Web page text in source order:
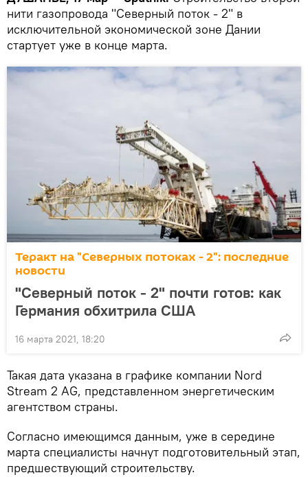
нити газопровода "Северный поток - 2" в
исключительной экономической зоне Дании
стартует уже в конце марта.
Теракт на "Северных потоках - 2": последние
новости
"Северный поток - 2" почти готов: как
Германия обхитрила США
16 марта 2021, 18:20
Такая дата указана в графике компании Nord
Stream 2 AG, представленном энергетическим
агентством страны.
Согласно имеющимся данным, уже в середине
марта специалисты начнут подготовительный этап,
предшествующий строительству.